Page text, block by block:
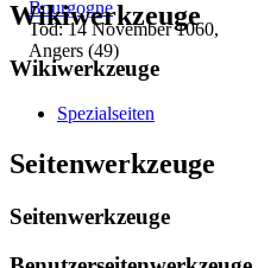
Bourgogne
Tod: 14 November 1060,
Angers (49)
Wikiwerkzeuge
Wikiwerkzeuge
Spezialseiten
Seitenwerkzeuge
Seitenwerkzeuge